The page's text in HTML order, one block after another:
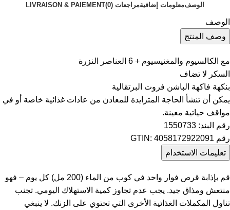
الوصفمعلومات إضافيةمراجعات (0) LIVRAISON & PAIEMENT
الوصف
وصف المنتج
مع الكالسيوم والمغنيسيوم + 6 العناصر النزرة
السكر لا تضاف
بنكهة فاكهة الباشن فروت البرتقالية
يمكن أن تنشأ الحاجة المتزايدة للمعادن من عادات غذائية خاصة أو في
مواقف حياتية معينة.
رقم البند: 1550733
رقم GTIN: 4058172922091
تعليمات الاستخدام
قم بإذابة قرص فوار واحد في كوب من الماء (200 مل) كل يوم – فهو
منتعش ومذاق جيد. يجب عدم تجاوز كمية الاستهلاك اليومي. تجنب
تناول المكملات الغذائية الأخرى التي تحتوي على الزنك. لا ينبغي